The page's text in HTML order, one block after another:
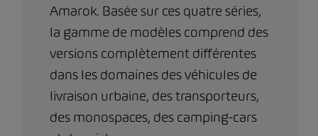
Amarok. Basée sur ces quatre séries,
la gamme de modèles comprend des
versions complètement différentes
dans les domaines des véhicules de
livraison urbaine, des transporteurs,
des monospaces, des camping-cars